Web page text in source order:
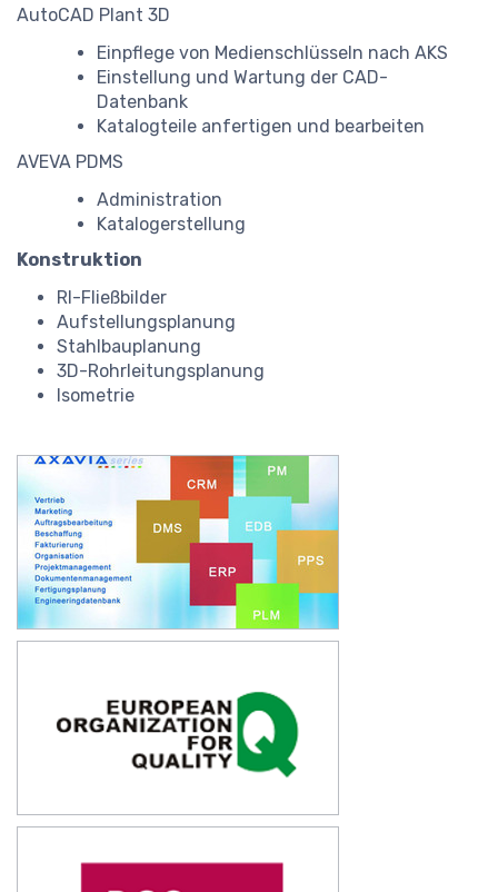
AutoCAD Plant 3D
Einpflege von Medienschlüsseln nach AKS
Einstellung und Wartung der CAD-
Datenbank
Katalogteile anfertigen und bearbeiten
AVEVA PDMS
Administration
Katalogerstellung
Konstruktion
RI-Fließbilder
Aufstellungsplanung
Stahlbauplanung
3D-Rohrleitungsplanung
Isometrie